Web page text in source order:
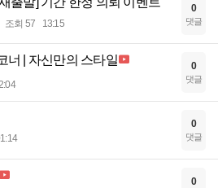
조회 57 13:15
0
댓글
너 | 자신만의 스타일 0
댓글
0
댓글
0